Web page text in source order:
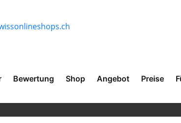
Bewertung Shop Angebot Preise